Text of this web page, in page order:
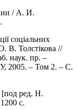
/ А. И.
соціальних
В. Толстікова //
наук. пр. –
2005. – Том 2. – С.
[под ред. Н.
с.